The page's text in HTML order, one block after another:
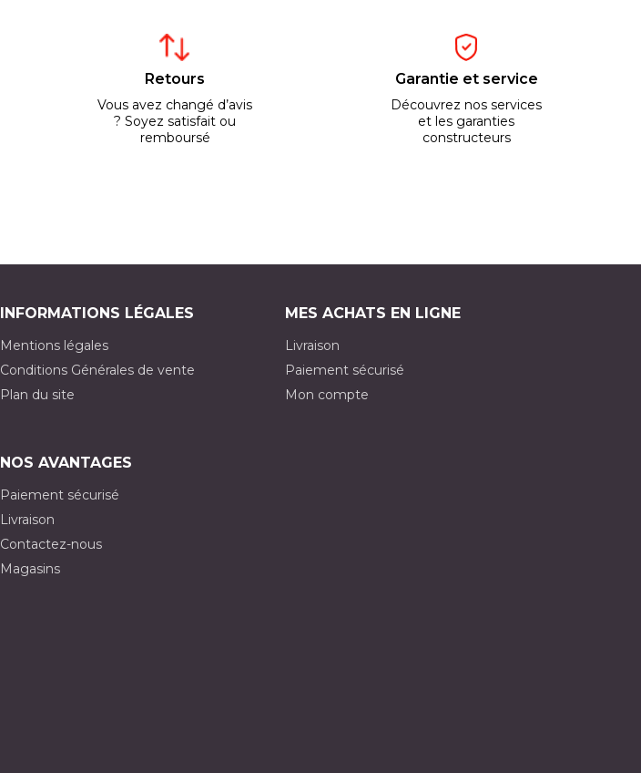
Retours
Vous avez changé d’avis
? Soyez satisfait ou
remboursé
Garantie et service
Découvrez nos services
et les garanties
constructeurs
INFORMATIONS LÉGALES
Mentions légales
Conditions Générales de vente
Plan du site
MES ACHATS EN LIGNE
Livraison
Paiement sécurisé
Mon compte
NOS AVANTAGES
Paiement sécurisé
Livraison
Contactez-nous
Magasins